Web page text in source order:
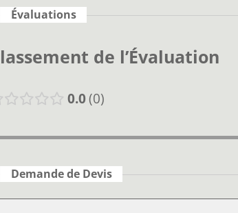
Évaluations
de l’Évaluation
0.0 0
Demande de Devis